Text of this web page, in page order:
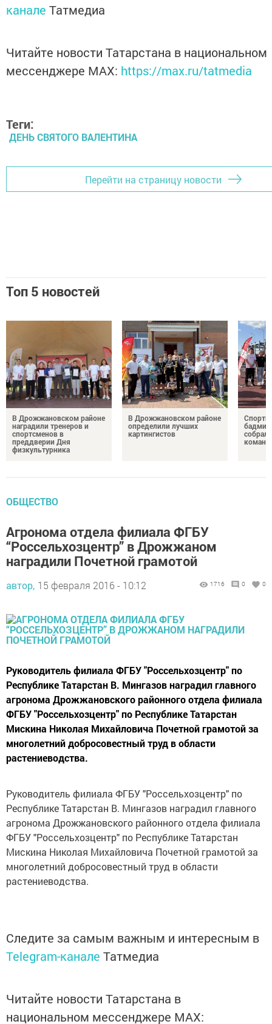
канале Татмедиа
Читайте новости Татарстана в национальном
мессенджере MАХ: https://max.ru/tatmedia
Теги:
ДЕНЬ СВЯТОГО ВАЛЕНТИНА
Перейти на страницу новости
Топ 5 новостей
В Дрожжановском районе
наградили тренеров и
спортсменов в
преддверии Дня
физкультурника
В Дрожжановском районе
определили лучших
картингистов
ОБЩЕСТВО
Агронома отдела филиала ФГБУ
“Россельхозцентр” в Дрожжаном
наградили Почетной грамотой
автор, 15 февраля 2016 - 10:12 1716 0 0
Руководитель филиала ФГБУ "Россельхозцентр" по
Республике Татарстан В. Мингазов наградил главного
агронома Дрожжановского районного отдела филиала
ФГБУ "Россельхозцентр" по Республике Татарстан
Мискина Николая Михайловича Почетной грамотой за
многолетний добросовестный труд в области
растениеводства.
Руководитель филиала ФГБУ "Россельхозцентр" по
Республике Татарстан В. Мингазов наградил главного
агронома Дрожжановского районного отдела филиала
ФГБУ "Россельхозцентр" по Республике Татарстан
Мискина Николая Михайловича Почетной грамотой за
многолетний добросовестный труд в области
растениеводства.
Следите за самым важным и интересным в
Telegram-канале Татмедиа
Читайте новости Татарстана в
национальном мессенджере MАХ: